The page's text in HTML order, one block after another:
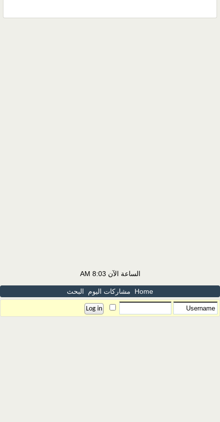
الساعة الآن 8:03 AM
Home مشاركات اليوم البحث